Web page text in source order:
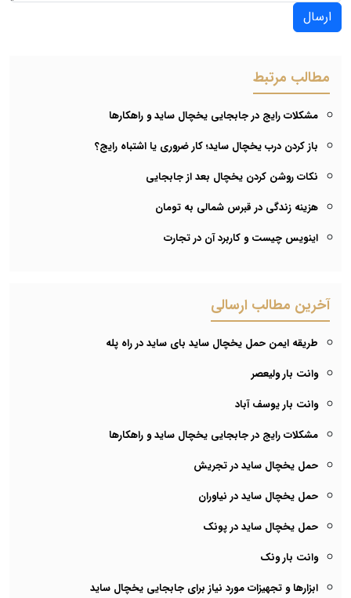
ارسال
مطالب مرتبط
مشکلات رایج در جابجایی یخچال ساید و راهکارها
باز کردن درب یخچال ساید؛ کار ضروری یا اشتباه رایج؟
نکات روشن کردن یخچال بعد از جابجایی
هزینه زندگی در قبرس شمالی به تومان
اینویس چیست و کاربرد آن در تجارت
آخرین مطالب ارسالی
طریقه ایمن حمل یخچال ساید بای ساید در راه پله
وانت بار ولیعصر
وانت بار یوسف آباد
مشکلات رایج در جابجایی یخچال ساید و راهکارها
حمل یخچال ساید در تجریش
حمل یخچال ساید در نیاوران
حمل یخچال ساید در پونک
وانت بار ونک
ابزارها و تجهیزات مورد نیاز برای جابجایی یخچال ساید